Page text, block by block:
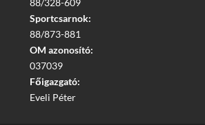
Sportcsarnok:
88/873-881
OM azonosító:
037039
Főigazgató:
Eveli Péter